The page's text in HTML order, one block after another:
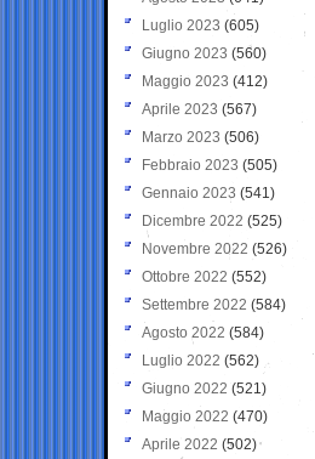
Luglio 2023 (605)
Giugno 2023 (560)
Maggio 2023 (412)
Aprile 2023 (567)
Marzo 2023 (506)
Febbraio 2023 (505)
Gennaio 2023 (541)
Dicembre 2022 (525)
Novembre 2022 (526)
Ottobre 2022 (552)
Settembre 2022 (584)
Agosto 2022 (584)
Luglio 2022 (562)
Giugno 2022 (521)
Maggio 2022 (470)
Aprile 2022 (502)